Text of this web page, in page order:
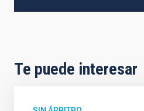
Te puede interesar